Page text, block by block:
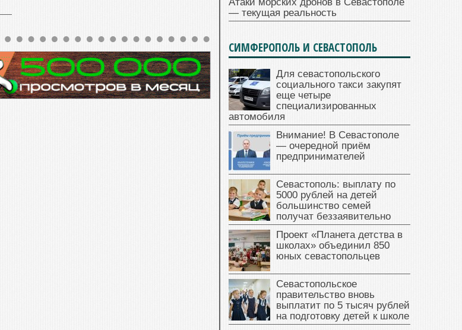
Атаки морских дронов в Севастополе
СИМФЕРОПОЛЬ И СЕВАСТОПОЛЬ
Для севастопольского
социального такси закупят
еще четыре
специализированных
автомобиля
Внимание! В Севастополе
— очередной приём
предпринимателей
Севастополь: выплату по
5000 рублей на детей
большинство семей
получат беззаявительно
Проект «Планета детства в
школах» объединил 850
юных севастопольцев
Севастопольское
правительство вновь
выплатит по 5 тысяч рублей